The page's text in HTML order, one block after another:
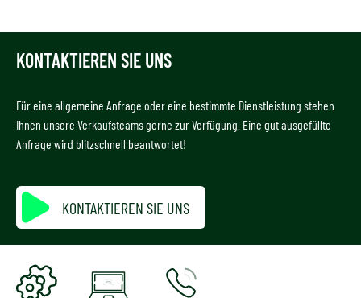
KONTAKTIEREN SIE UNS
Für eine allgemeine Anfrage oder eine bestimmte Dienstleistung stehen
Ihnen unsere Verkaufsteams gerne zur Verfügung. Eine gut ausgefüllte
Anfrage wird blitzschnell beantwortet!
KONTAKTIEREN SIE UNS